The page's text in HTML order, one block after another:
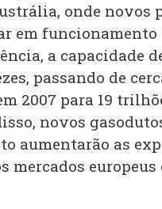
onde novos
em
a capacidade
passando de
2007 para 19
novos
aumentarão as
mercados europeus